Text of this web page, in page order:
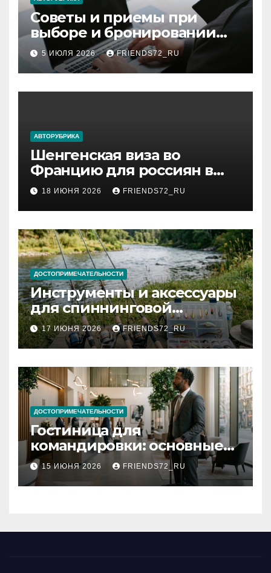
Советы и приемы при
выборе и бронировании
авиабилетов
5 ИЮЛЯ 2026 FRIENDS72_RU
АВТОРУБРИКА
Шенгенская виза во
Францию для россиян в
2026 году: сроки от 3 дней
и список необходимых
документов
18 ИЮНЯ 2026 FRIENDS72_RU
ДОСТОПРИМЕЧАТЕЛЬНОСТИ
Инструменты и аксессуары
для спиннинговой
рыбалки: назначение и
типы
17 ИЮНЯ 2026 FRIENDS72_RU
ДОСТОПРИМЕЧАТЕЛЬНОСТИ
Гостиница для
командировки: основные
критерии выбора
15 ИЮНЯ 2026 FRIENDS72_RU